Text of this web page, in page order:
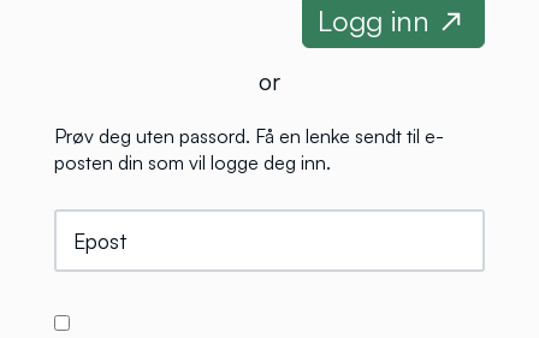
or
Prøv deg uten passord. Få en lenke sendt til e-
posten din som vil logge deg inn.